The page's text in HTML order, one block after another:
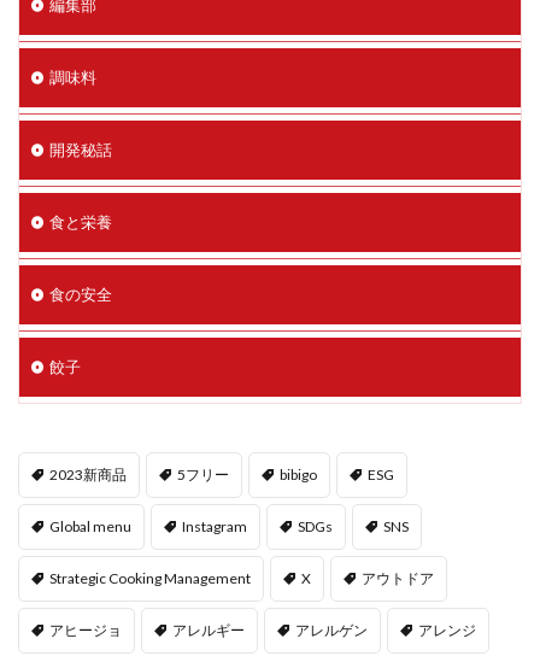
編集部
調味料
開発秘話
食と栄養
食の安全
餃子
2023新商品 5フリー bibigo ESG
Global menu Instagram SDGs SNS
Strategic Cooking Management X アウトドア
アヒージョ アレルギー アレルゲン アレンジ